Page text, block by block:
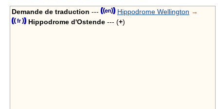
Demande de traduction --- Hippodrome Wellington →
Hippodrome d'Ostende --- (+)